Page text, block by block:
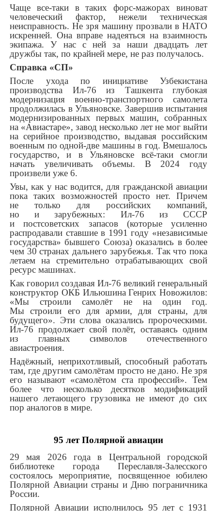
Чаще все-таки в таких форс-мажорах виноват
человеческий фактор, нежели техническая
неисправность. Не зря машину прозвали в НАТО
искренней. Она вправе надеяться на взаимность
экипажа. У нас с ней за наши двадцать лет
дружбы так, по крайней мере, не раз получалось.
Справка «СП»
После ухода по инициативе Узбекистана
производства Ил-76 из Ташкента глубокая
модернизация военно-транспортного самолета
продолжилась в Ульяновске. Завершив испытания
модернизированных первых машин, собранных
на «Авиастаре», завод несколько лет не мог выйти
на серийное производство, выдавая российским
военным по одной-две машины в год. Вмешалось
государство, и в Ульяновске всё-таки смогли
начать увеличивать объемы. В 2024 году
произвели уже 6.
Увы, как у нас водится, для гражданской авиации
пока таких возможностей просто нет. Причем
не только для российских компаний,
но и зарубежных: Ил-76 из СССР
и постсоветских запасов (которые усиленно
распродавали ставшие в 1991 году «независимые
государства» бывшего Союза) оказались в более
чем 30 странах дальнего зарубежья. Так что пока
летаем на стремительно отрабатывающих свой
ресурс машинах.
Как говорил создавая Ил-76 великий генеральный
конструктор ОКБ Ильюшина Генрих Новожилов:
«Мы строили самолёт не на один год.
Мы строили его для армии, для страны, для
будущего». Эти слова оказались пророческими.
Ил-76 продолжает свой полёт, оставаясь одним
из главных символов отечественного
авиастроения.
Надёжный, неприхотливый, способный работать
там, где другим самолётам просто не дано. Не зря
его называют «самолётом ста профессий». Тем
более что несколько десятков модификаций
нашего летающего грузовика не имеют до сих
пор аналогов в мире.
95 лет Полярной авиации
29 мая 2026 года в Центральной городской
библиотеке города Переславля-Залесского
состоялось мероприятие, посвященное юбилею
Полярной Авиации страны и Дню пограничника
России.
Полярной Авиации исполнилось 95 лет с 1931